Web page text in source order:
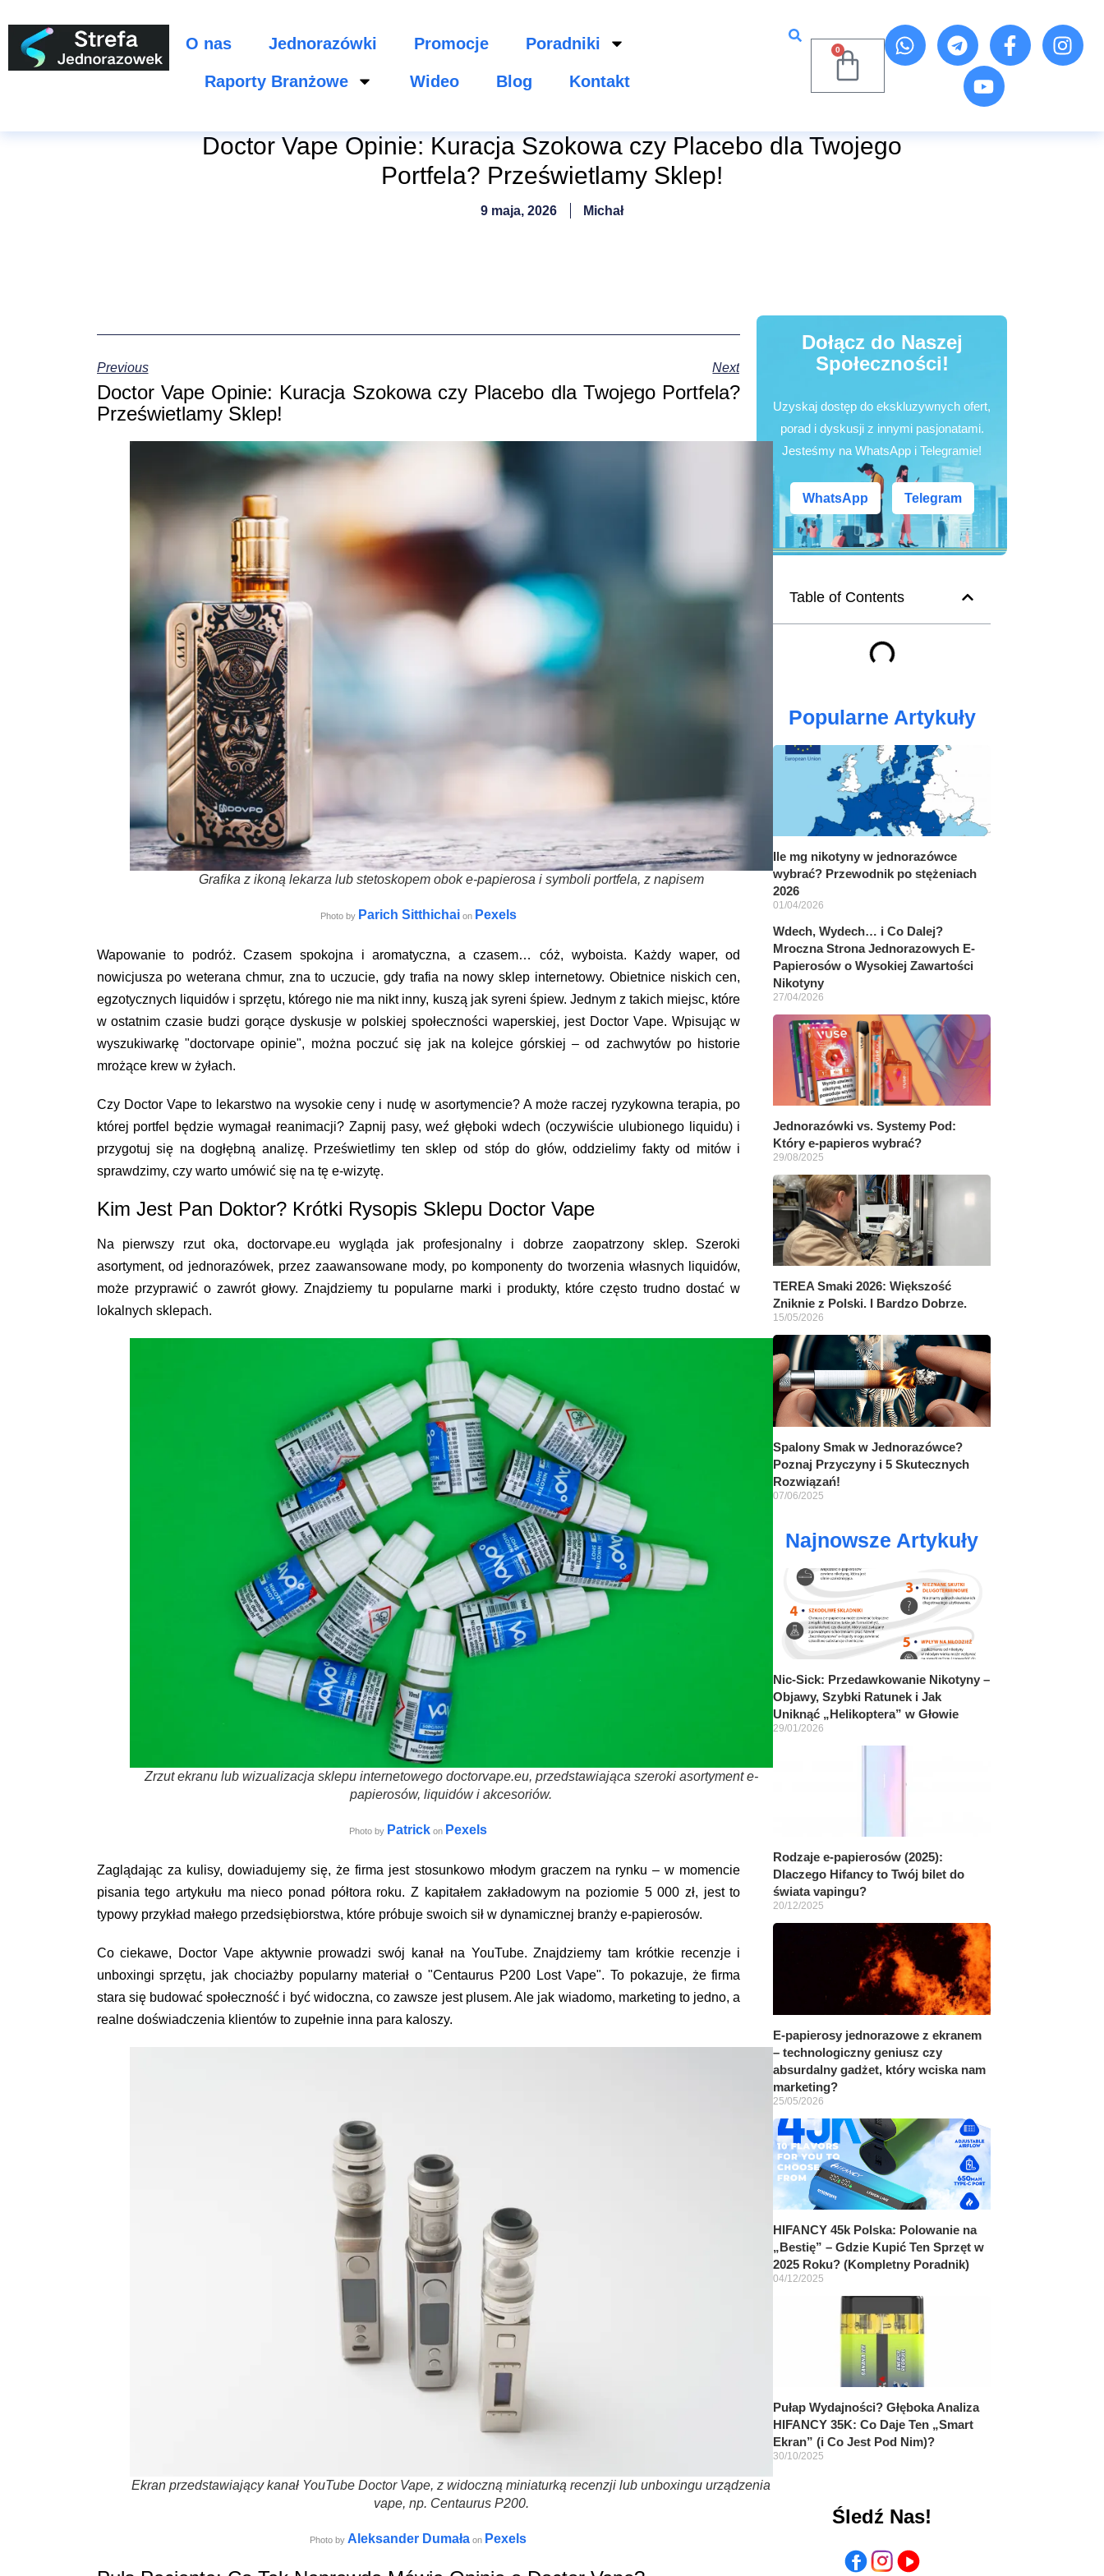
O nas Jednorazówki Promocje Poradniki
Raporty Branżowe Wideo Blog Kontakt
0
Doctor Vape Opinie: Kuracja Szokowa czy Placebo dla Twojego
Portfela? Prześwietlamy Sklep!
9 maja, 2026 Michał
Dołącz do Naszej
Społeczności!
Uzyskaj dostęp do ekskluzywnych ofert,
porad i dyskusji z innymi pasjonatami.
Jesteśmy na WhatsApp i Telegramie!
WhatsApp Telegram
Table of Contents
Popularne Artykuły
Ile mg nikotyny w jednorazówce
wybrać? Przewodnik po stężeniach
2026
01/04/2026
Wdech, Wydech… i Co Dalej?
Mroczna Strona Jednorazowych E-
Papierosów o Wysokiej Zawartości
Nikotyny
27/04/2026
Jednorazówki vs. Systemy Pod:
Który e-papieros wybrać?
29/08/2025
TEREA Smaki 2026: Większość
Zniknie z Polski. I Bardzo Dobrze.
15/05/2026
Spalony Smak w Jednorazówce?
Poznaj Przyczyny i 5 Skutecznych
Rozwiązań!
07/06/2025
Najnowsze Artykuły
Nic-Sick: Przedawkowanie Nikotyny –
Objawy, Szybki Ratunek i Jak
Uniknąć „Helikoptera” w Głowie
29/01/2026
Rodzaje e-papierosów (2025):
Dlaczego Hifancy to Twój bilet do
świata vapingu?
20/12/2025
E-papierosy jednorazowe z ekranem
– technologiczny geniusz czy
absurdalny gadżet, który wciska nam
marketing?
25/05/2026
HIFANCY 45k Polska: Polowanie na
„Bestię” – Gdzie Kupić Ten Sprzęt w
2025 Roku? (Kompletny Poradnik)
04/12/2025
Pułap Wydajności? Głęboka Analiza
HIFANCY 35K: Co Daje Ten „Smart
Ekran” (i Co Jest Pod Nim)?
30/10/2025
Śledź Nas!
Previous Next
Doctor Vape Opinie: Kuracja Szokowa czy Placebo dla Twojego Portfela?
Prześwietlamy Sklep!
Grafika z ikoną lekarza lub stetoskopem obok e-papierosa i symboli portfela, z napisem
Photo by Parich Sitthichai on Pexels
Wapowanie to podróż. Czasem spokojna i aromatyczna, a czasem… cóż, wyboista. Każdy waper, od
nowicjusza po weterana chmur, zna to uczucie, gdy trafia na nowy sklep internetowy. Obietnice niskich cen,
egzotycznych liquidów i sprzętu, którego nie ma nikt inny, kuszą jak syreni śpiew. Jednym z takich miejsc, które
w ostatnim czasie budzi gorące dyskusje w polskiej społeczności waperskiej, jest Doctor Vape. Wpisując w
wyszukiwarkę "doctorvape opinie", można poczuć się jak na kolejce górskiej – od zachwytów po historie
mrożące krew w żyłach.
Czy Doctor Vape to lekarstwo na wysokie ceny i nudę w asortymencie? A może raczej ryzykowna terapia, po
której portfel będzie wymagał reanimacji? Zapnij pasy, weź głęboki wdech (oczywiście ulubionego liquidu) i
przygotuj się na dogłębną analizę. Prześwietlimy ten sklep od stóp do głów, oddzielimy fakty od mitów i
sprawdzimy, czy warto umówić się na tę e-wizytę.
Kim Jest Pan Doktor? Krótki Rysopis Sklepu Doctor Vape
Na pierwszy rzut oka, doctorvape.eu wygląda jak profesjonalny i dobrze zaopatrzony sklep. Szeroki
asortyment, od jednorazówek, przez zaawansowane mody, po komponenty do tworzenia własnych liquidów,
może przyprawić o zawrót głowy. Znajdziemy tu popularne marki i produkty, które często trudno dostać w
lokalnych sklepach.
Zrzut ekranu lub wizualizacja sklepu internetowego doctorvape.eu, przedstawiająca szeroki asortyment e-
papierosów, liquidów i akcesoriów.
Photo by Patrick on Pexels
Zaglądając za kulisy, dowiadujemy się, że firma jest stosunkowo młodym graczem na rynku – w momencie
pisania tego artykułu ma nieco ponad półtora roku. Z kapitałem zakładowym na poziomie 5 000 zł, jest to
typowy przykład małego przedsiębiorstwa, które próbuje swoich sił w dynamicznej branży e-papierosów.
Co ciekawe, Doctor Vape aktywnie prowadzi swój kanał na YouTube. Znajdziemy tam krótkie recenzje i
unboxingi sprzętu, jak chociażby popularny materiał o "Centaurus P200 Lost Vape". To pokazuje, że firma
stara się budować społeczność i być widoczna, co zawsze jest plusem. Ale jak wiadomo, marketing to jedno, a
realne doświadczenia klientów to zupełnie inna para kaloszy.
Ekran przedstawiający kanał YouTube Doctor Vape, z widoczną miniaturką recenzji lub unboxingu urządzenia
vape, np. Centaurus P200.
Photo by Aleksander Dumała on Pexels